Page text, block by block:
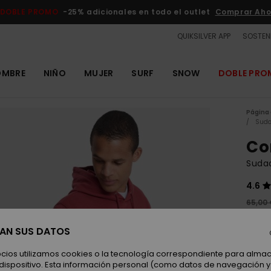
DOBLE PROMO -25% adicionales en todo el outlet Comprar
QUIKSILVER APP
NIÑO MUJER SURF SNOW DOBLE
Página
4.6
65,00
SUS DATOS
utilizamos cookies o la tecnología correspondiente para
Esta información personal (como datos de navegación